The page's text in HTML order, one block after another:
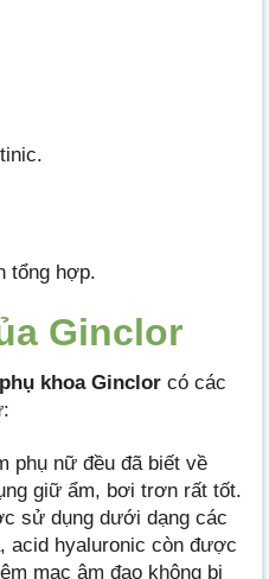
tổng hợp.
Ginclor
khoa Ginclor có các
phụ nữ đều đã biết về
giữ ẩm, bơi trơn rất tốt.
sử dụng dưới dạng các
acid hyaluronic còn được
mạc âm đạo không bị